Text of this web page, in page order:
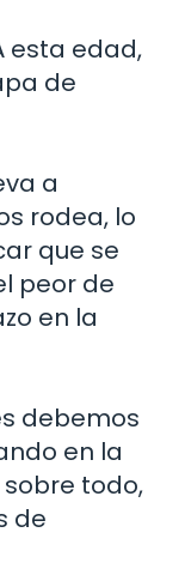
esta edad,
de
a
rodea, lo
que se
peor de
en la
debemos
en la
todo,
de